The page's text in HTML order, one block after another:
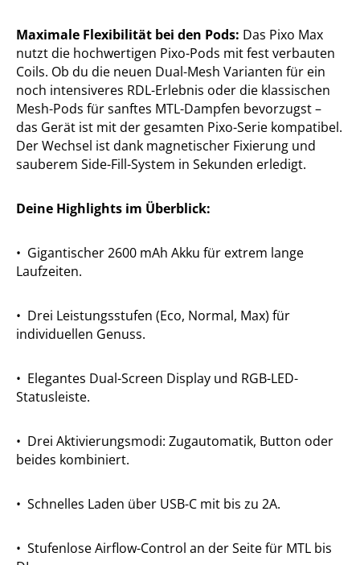
Maximale Flexibilität bei den Pods: Das Pixo Max
nutzt die hochwertigen Pixo-Pods mit fest verbauten
Coils. Ob du die neuen Dual-Mesh Varianten für ein
noch intensiveres RDL-Erlebnis oder die klassischen
Mesh-Pods für sanftes MTL-Dampfen bevorzugst –
das Gerät ist mit der gesamten Pixo-Serie kompatibel.
Der Wechsel ist dank magnetischer Fixierung und
sauberem Side-Fill-System in Sekunden erledigt.
Deine Highlights im Überblick:
• Gigantischer 2600 mAh Akku für extrem lange
Laufzeiten.
• Drei Leistungsstufen (Eco, Normal, Max) für
individuellen Genuss.
• Elegantes Dual-Screen Display und RGB-LED-
Statusleiste.
• Drei Aktivierungsmodi: Zugautomatik, Button oder
beides kombiniert.
• Schnelles Laden über USB-C mit bis zu 2A.
• Stufenlose Airflow-Control an der Seite für MTL bis